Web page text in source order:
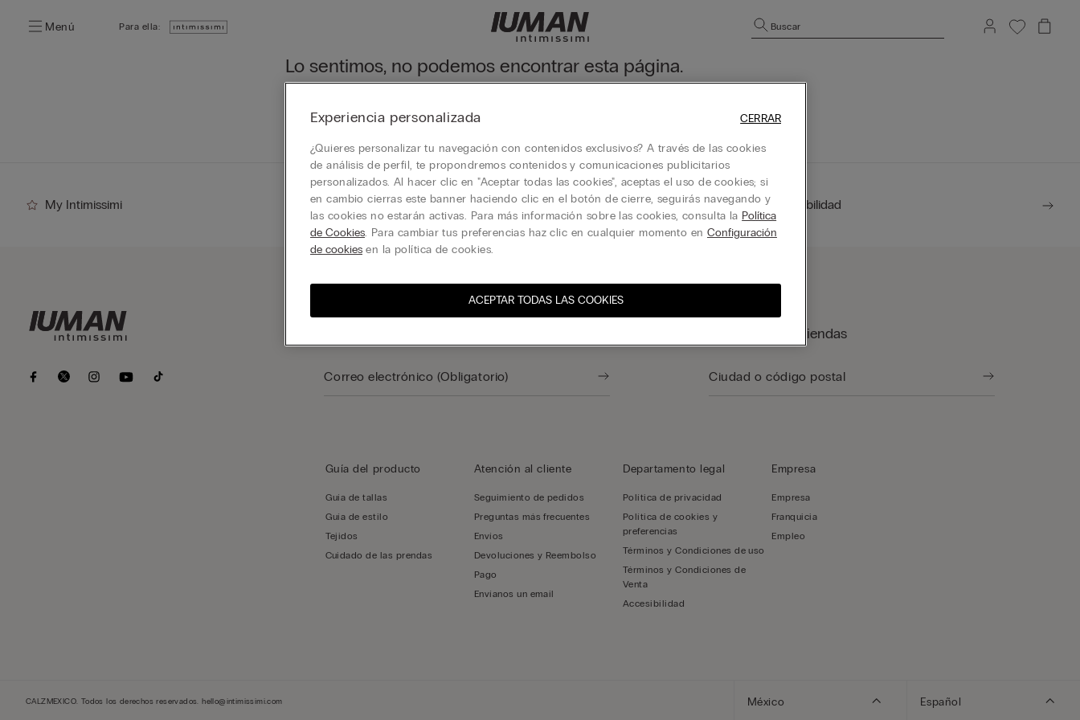
Menú Para ella: Buscar
Lo sentimos, no podemos encontrar esta página.
My Intimissimi Departamento legal Sostenibilidad
Localizador de tiendas
Guía del producto
Guía de tallas
Guía de estilo
Tejidos
Cuidado de las prendas
Atención al cliente
Seguimiento de pedidos
Preguntas más frecuentes
Envíos
Devoluciones y Reembolso
Pago
Envíanos un email
Departamento legal
Política de privacidad
Política de cookies y
preferencias
Términos y Condiciones de uso
Términos y Condiciones de
Venta
Accesibilidad
Empresa
Empresa
Franquicia
Empleo
CALZMEXICO. Todos los derechos reservados.hello@intimissimi.com México Español
Experiencia personalizada
¿Quieres personalizar tu navegación con contenidos exclusivos? A través de las cookies
de análisis de perfil, te propondremos contenidos y comunicaciones publicitarios
personalizados. Al hacer clic en "Aceptar todas las cookies", aceptas el uso de cookies; si
en cambio cierras este banner haciendo clic en el botón de cierre, seguirás navegando y
las cookies no estarán activas. Para más información sobre las cookies, consulta la Política
de Cookies. Para cambiar tus preferencias haz clic en cualquier momento en Configuración
de cookies en la política de cookies.
ACEPTAR TODAS LAS COOKIES
CERRAR